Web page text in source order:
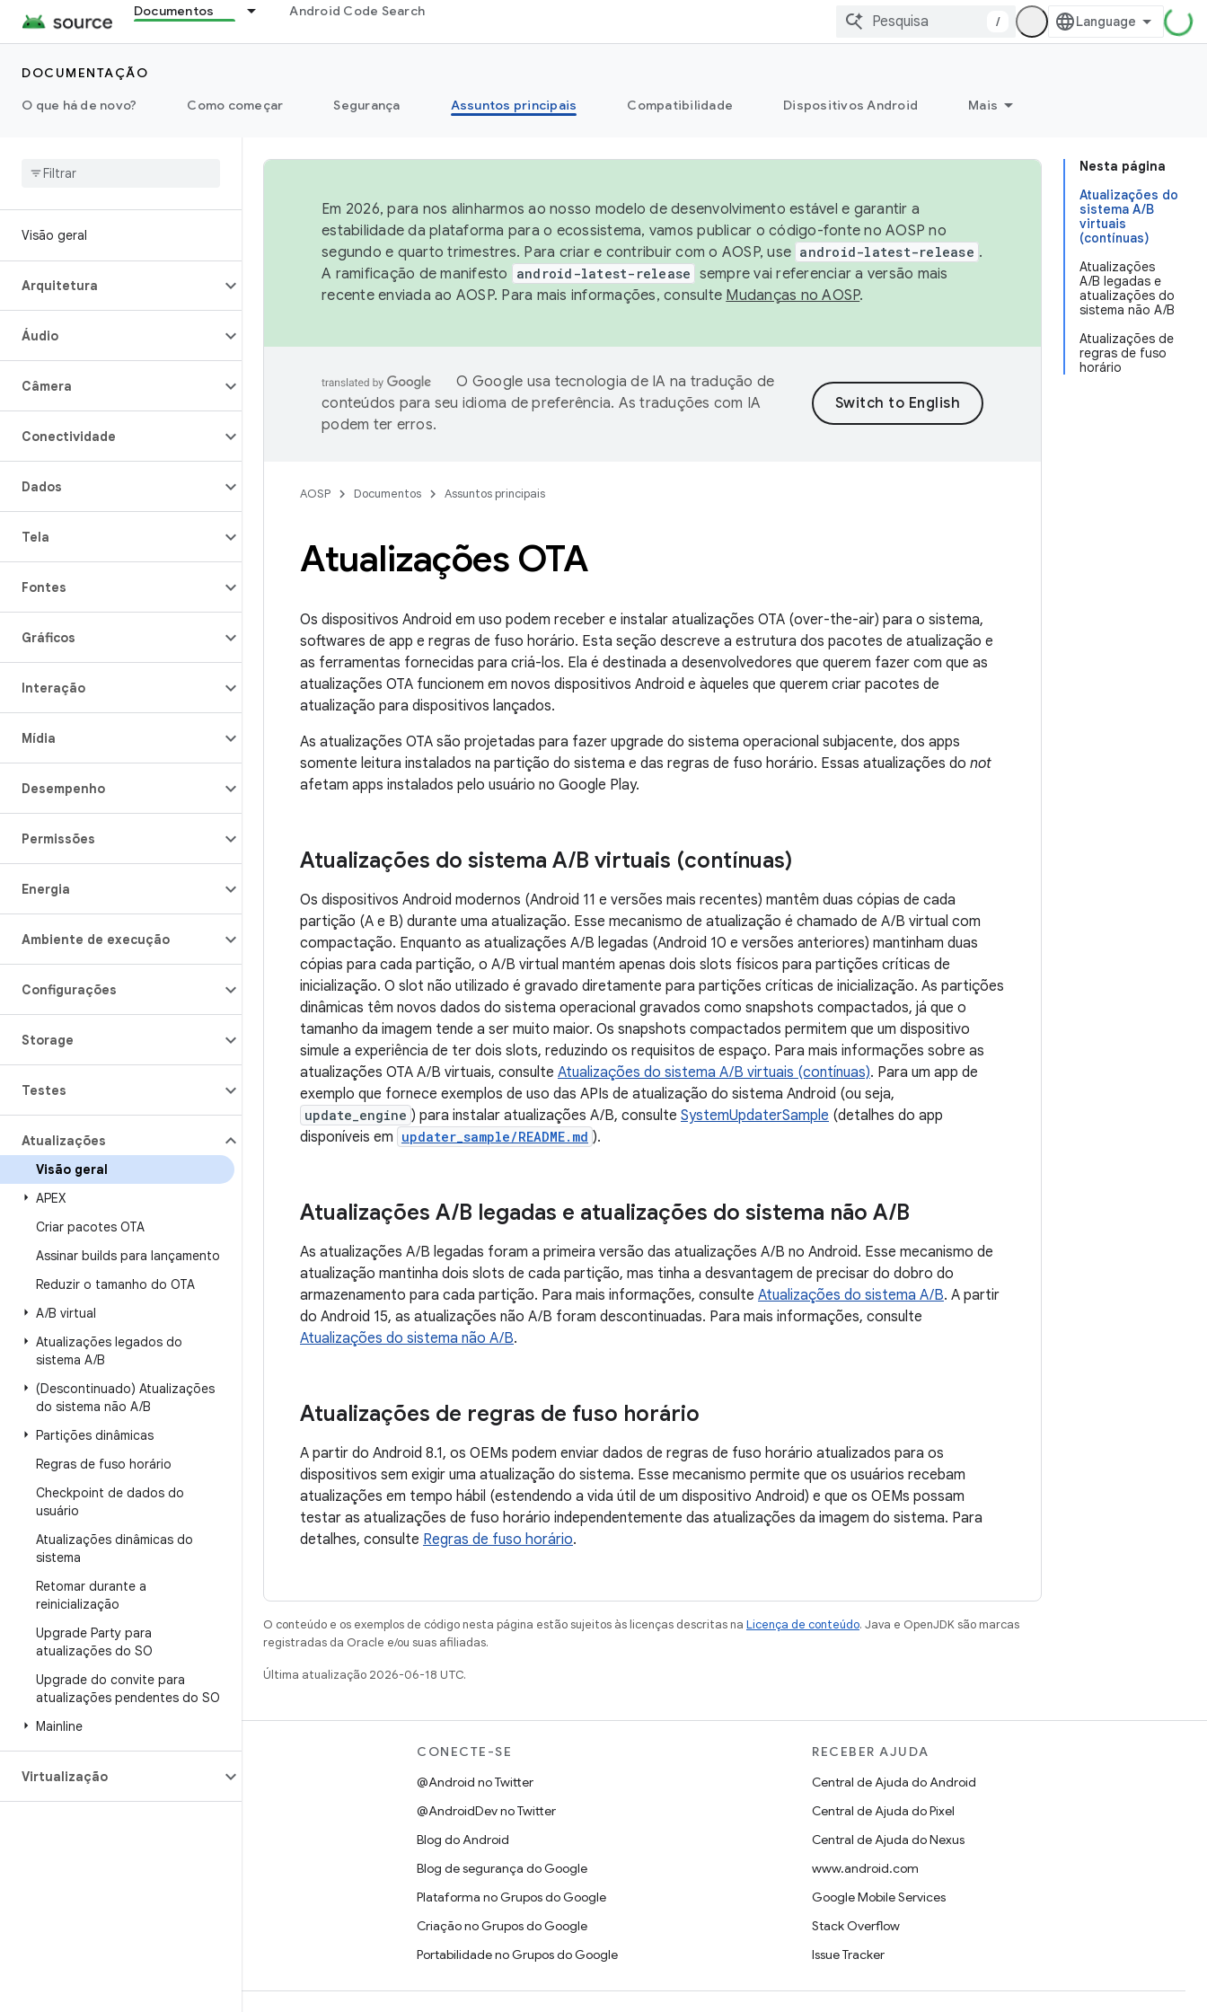
Documentos Android Code Search
/
DOCUMENTAÇÃO
O que há de novo?
Como começar Segurança Assuntos principais Compatibilidade Dispositivos Android Mais
Visão geral
Arquitetura
Áudio
Câmera
Conectividade
Dados
Tela
Fontes
Gráficos
Interação
Mídia
Desempenho
Permissões
Energia
Ambiente de execução
Configurações
Storage
Testes
Atualizações
Visão geral
APEX
Criar pacotes OTA
Assinar builds para lançamento
Reduzir o tamanho do OTA
A/B virtual
Atualizações legados do
sistema A/B
(Descontinuado) Atualizações
do sistema não A/B
Partições dinâmicas
Regras de fuso horário
Checkpoint de dados do
usuário
Atualizações dinâmicas do
sistema
Retomar durante a
reinicialização
Upgrade Party para
atualizações do SO
Upgrade do convite para
atualizações pendentes do SO
Mainline
Virtualização
Nesta página
Atualizações do
sistema A/B
virtuais
(contínuas)
Atualizações
A/B legadas e
atualizações do
sistema não A/B
Atualizações de
regras de fuso
horário
Em 2026, para nos alinharmos ao nosso modelo de desenvolvimento estável e garantir a
estabilidade da plataforma para o ecossistema, vamos publicar o código-fonte no AOSP no
segundo e quarto trimestres. Para criar e contribuir com o AOSP, use android-latest-release .
A ramificação de manifesto
android-latest-release sempre vai referenciar a versão mais
recente enviada ao AOSP. Para mais informações, consulte Mudanças no AOSP.
O Google usa tecnologia de IA na tradução de
conteúdos para seu idioma de preferência. As traduções com IA
podem ter erros.
AOSP Documentos Assuntos principais
Atualizações OTA
Os dispositivos Android em uso podem receber e instalar atualizações OTA (over-the-air) para o sistema,
softwares de app e regras de fuso horário. Esta seção descreve a estrutura dos pacotes de atualização e
as ferramentas fornecidas para criá-los. Ela é destinada a desenvolvedores que querem fazer com que as
atualizações OTA funcionem em novos dispositivos Android e àqueles que querem criar pacotes de
atualização para dispositivos lançados.
As atualizações OTA são projetadas para fazer upgrade do sistema operacional subjacente, dos apps
somente leitura instalados na partição do sistema e das regras de fuso horário. Essas atualizações do not
afetam apps instalados pelo usuário no Google Play.
Atualizações do sistema A/B virtuais (contínuas)
Os dispositivos Android modernos (Android 11 e versões mais recentes) mantêm duas cópias de cada
partição (A e B) durante uma atualização. Esse mecanismo de atualização é chamado de A/B virtual com
compactação. Enquanto as atualizações A/B legadas (Android 10 e versões anteriores) mantinham duas
cópias para cada partição, o A/B virtual mantém apenas dois slots físicos para partições críticas de
inicialização. O slot não utilizado é gravado diretamente para partições críticas de inicialização. As partições
dinâmicas têm novos dados do sistema operacional gravados como snapshots compactados, já que o
tamanho da imagem tende a ser muito maior. Os snapshots compactados permitem que um dispositivo
simule a experiência de ter dois slots, reduzindo os requisitos de espaço. Para mais informações sobre as
atualizações OTA A/B virtuais, consulte Atualizações do sistema A/B virtuais (contínuas). Para um app de
exemplo que fornece exemplos de uso das APIs de atualização do sistema Android (ou seja,
update_engine ) para instalar atualizações A/B, consulte SystemUpdaterSample (detalhes do app
disponíveis em updater_sample/README.md ).
Atualizações A/B legadas e atualizações do sistema não A/B
As atualizações A/B legadas foram a primeira versão das atualizações A/B no Android. Esse mecanismo de
atualização mantinha dois slots de cada partição, mas tinha a desvantagem de precisar do dobro do
armazenamento para cada partição. Para mais informações, consulte Atualizações do sistema A/B. A partir
do Android 15, as atualizações não A/B foram descontinuadas. Para mais informações, consulte
Atualizações do sistema não A/B.
Atualizações de regras de fuso horário
A partir do Android 8.1, os OEMs podem enviar dados de regras de fuso horário atualizados para os
dispositivos sem exigir uma atualização do sistema. Esse mecanismo permite que os usuários recebam
atualizações em tempo hábil (estendendo a vida útil de um dispositivo Android) e que os OEMs possam
testar as atualizações de fuso horário independentemente das atualizações da imagem do sistema. Para
detalhes, consulte Regras de fuso horário.
O conteúdo e os exemplos de código nesta página estão sujeitos às licenças descritas na Licença de conteúdo. Java e OpenJDK são marcas
registradas da Oracle e/ou suas afiliadas.
Última atualização 2026-06-18 UTC.
CRIAR
Repositório do Android
CONECTE-SE
@Android no Twitter
@AndroidDev no Twitter
Blog do Android
Blog de segurança do Google
Plataforma no Grupos do Google
Criação no Grupos do Google
Portabilidade no Grupos do Google
RECEBER AJUDA
Central de Ajuda do Android
Central de Ajuda do Pixel
Central de Ajuda do Nexus
www.android.com
Google Mobile Services
Stack Overflow
Issue Tracker